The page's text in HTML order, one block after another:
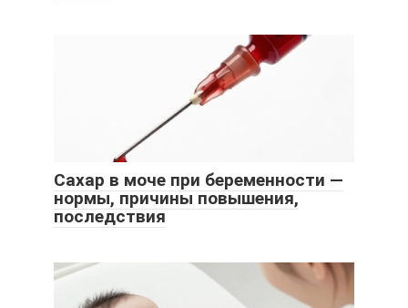
Сахар в моче при беременности —
нормы, причины повышения,
последствия